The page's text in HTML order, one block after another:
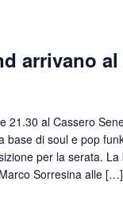
arrivano al
21.30 al Cassero
base di soul e pop
per la serata.
Sorresina alle […]